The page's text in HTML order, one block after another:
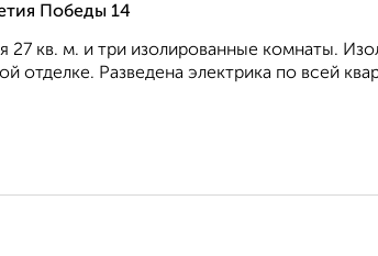
Победы 14
27 кв. м. и три изолированные комнаты.
отделке. Разведена электрика по всей